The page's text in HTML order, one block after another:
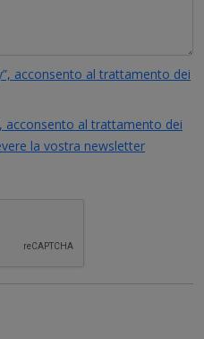
acconsento al trattamento dei
acconsento al trattamento dei
la vostra newsletter